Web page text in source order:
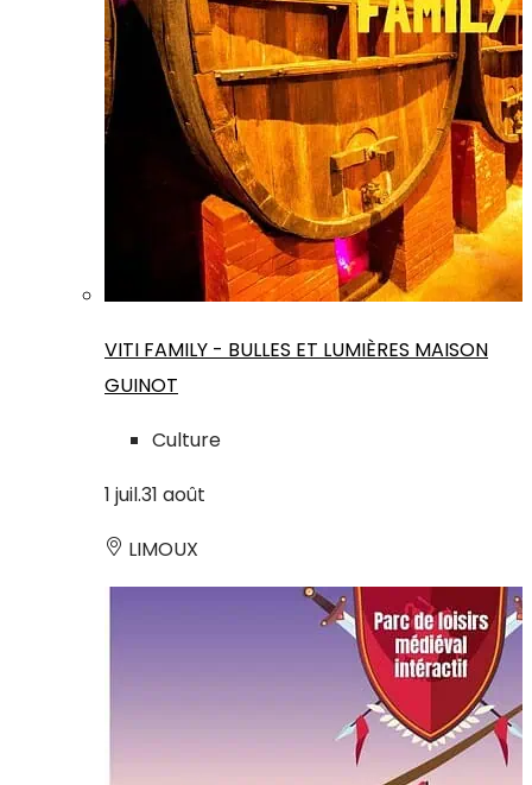
VITI FAMILY - BULLES ET LUMIÈRES MAISON
GUINOT
Culture
1 juil.31 août
LIMOUX